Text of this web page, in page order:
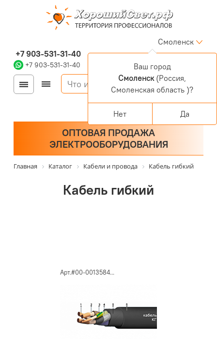
+7 903-531-31-40
+7 903-531-31-40
Смоленск
Войти
Регистрация
Корзина
0 позиций
ОПТОВАЯ ПРОДАЖА
ЭЛЕКТРООБОРУДОВАНИЯ
Главная Каталог Кабели и провода Кабель гибкий
Кабель гибкий
Арт.#00-0013584...
Ваш город
Смоленск(Россия,
Смоленская область )?
Нет Да